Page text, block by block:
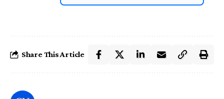
Share This Article